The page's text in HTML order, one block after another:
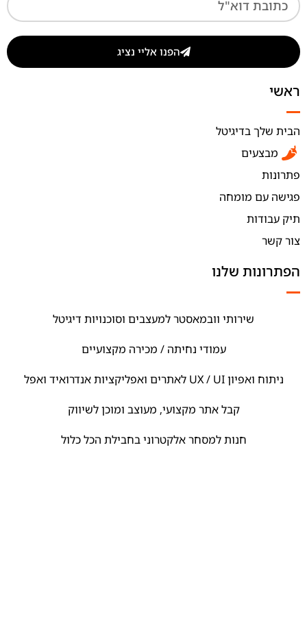
הפנו אליי נציג
ראשי
הבית שלך בדיגיטל
מבצעים
פתרונות
פגישה עם מומחה
תיק עבודות
צור קשר
הפתרונות שלנו
שירותי וובמאסטר למעצבים וסוכנויות דיגיטל
עמודי נחיתה / מכירה מקצועיים
ניתוח ואפיון UX / UI לאתרים ואפליקציות אנדרואיד ואפל
קבל אתר מקצועי, מעוצב ומוכן לשיווק
חנות למסחר אלקטרוני בחבילת הכל כלול